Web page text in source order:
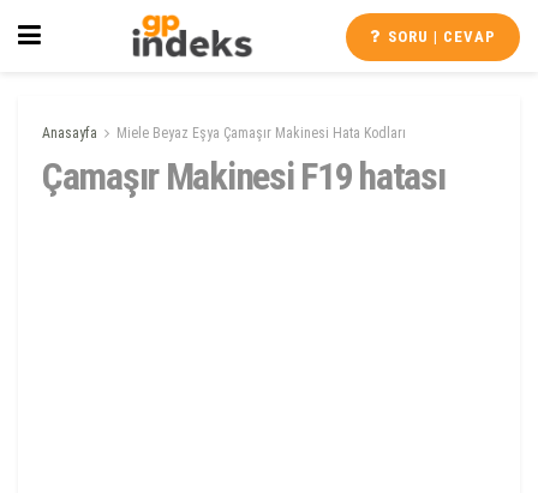
SORU | CEVAP
Anasayfa Miele Beyaz Eşya Çamaşır Makinesi Hata Kodları
Çamaşır Makinesi F19 hatası